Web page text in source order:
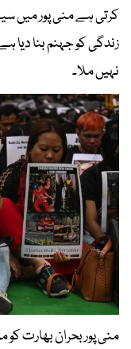
کرتی ہے منی پور میں
زندگی کو جہنم بنا دیا
نہیں ملا۔
منی پور بحران بھارت